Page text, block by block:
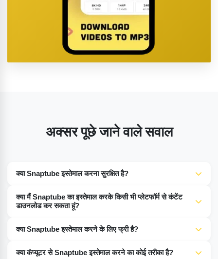
अक्सर पूछे जाने वाले सवाल
क्या Snaptube इस्तेमाल करना सुरक्षित है?
हां, Snaptube इस्तेमाल करना सुरक्षित है जब आप इसकी वेबसाइट या
Google Play Store जैसी भरोसेमंद साइटों से ओरिजिनल वर्शन डाउनलोड
हैं।
क्या मैं Snaptube का इस्तेमाल करके किसी भी प्लेटफॉर्म से कंटेंट
डाउनलोड कर सकता हूं?
Snaptube TikTok, Instagram, Facebook, YouTube, वगैरह
जैसे कई प्लेटफॉर्म पर काम करता है। हालांकि, कुछ प्लेटफॉर्म अपने API को
बदल सकते हैं या रोक सकते हैं, जिससे Snaptube की फंक्शनैलिटी बंद हो
क्या Snaptube इस्तेमाल करने के लिए फ्री है?
बिल्कुल। Snaptube सभी के लिए फ्री है। इसमें कोई इन-ऐप खरीदारी या
क्या कंप्यूटर से Snaptube इस्तेमाल करने का कोई तरीका है?